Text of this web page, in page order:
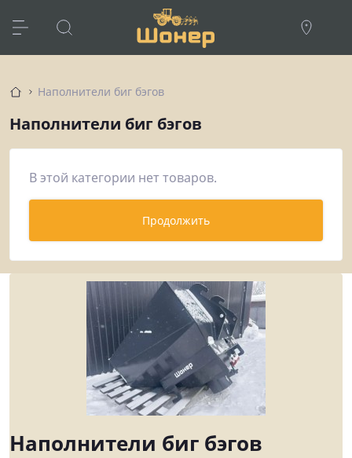
Наполнители биг бэгов
Наполнители биг бэгов
В этой категории нет товаров.
Продолжить
Наполнители биг бэгов